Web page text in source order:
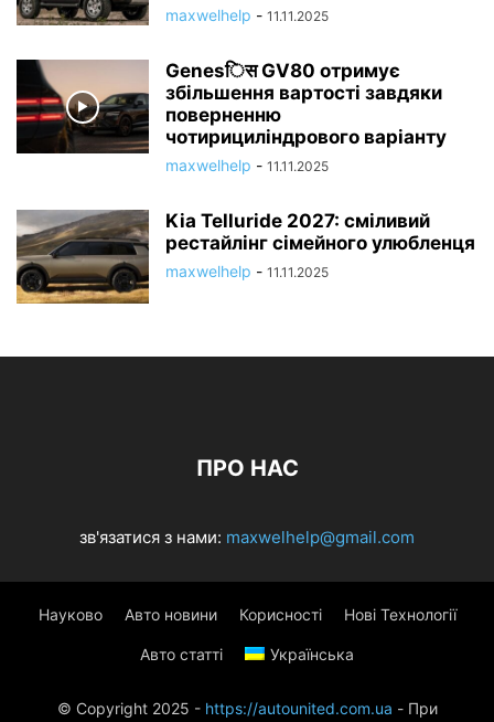
maxwelhelp - 11.11.2025
Genesिस GV80 отримує
збільшення вартості завдяки
поверненню
чотирициліндрового варіанту
maxwelhelp - 11.11.2025
Kia Telluride 2027: сміливий
рестайлінг сімейного улюбленця
maxwelhelp - 11.11.2025
ПРО НАС
зв'язатися з нами: maxwelhelp@gmail.com
Науково Авто новини Корисності Нові Технології
Авто статті Українська
© Copyright 2025 - https://autounited.com.ua - При